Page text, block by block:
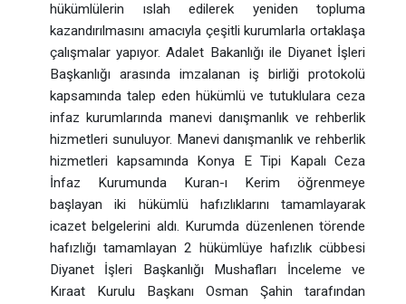
hükümlülerin ıslah edilerek yeniden topluma
kazandırılmasını amacıyla çeşitli kurumlarla ortaklaşa
çalışmalar yapıyor. Adalet Bakanlığı ile Diyanet İşleri
Başkanlığı arasında imzalanan iş birliği protokolü
kapsamında talep eden hükümlü ve tutuklulara ceza
infaz kurumlarında manevi danışmanlık ve rehberlik
hizmetleri sunuluyor. Manevi danışmanlık ve rehberlik
hizmetleri kapsamında Konya E Tipi Kapalı Ceza
İnfaz Kurumunda Kuran-ı Kerim öğrenmeye
başlayan iki hükümlü hafızlıklarını tamamlayarak
icazet belgelerini aldı. Kurumda düzenlenen törende
hafızlığı tamamlayan 2 hükümlüye hafızlık cübbesi
Diyanet İşleri Başkanlığı Mushafları İnceleme ve
Kıraat Kurulu Başkanı Osman Şahin tarafından